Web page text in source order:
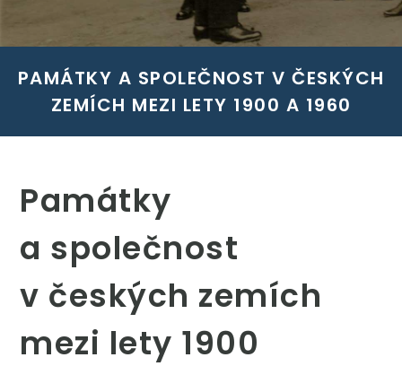
PAMÁTKY A SPOLEČNOST V ČESKÝCH
ZEMÍCH MEZI LETY 1900 A 1960
Památky
a společnost
v českých zemích
mezi lety 1900